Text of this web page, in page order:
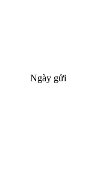
Ngày gửi